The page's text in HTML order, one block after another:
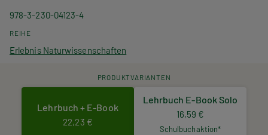
978-3-230-04123-4
REIHE
Erlebnis Naturwissenschaften
PRODUKTVARIANTEN
Lehrbuch + E-Book
22,23 €
Lehrbuch E-Book Solo
16,59 €
Schulbuchaktion*